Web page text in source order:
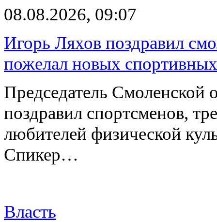
08.08.2026, 09:07
Игорь Ляхов поздравил
пожелал новых
Председатель
поздравил спортсменов,
любителей физической
Спикер…
Власть